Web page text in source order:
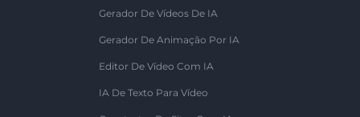
Gerador De Vídeos De IA
Gerador De Animação Por IA
Editor De Vídeo Com IA
IA De Texto Para Vídeo